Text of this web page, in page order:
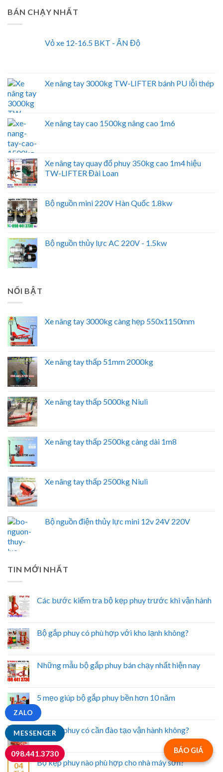
BÁN CHẠY NHẤT
Vỏ xe 12-16.5 BKT - ẤN Độ
Xe nâng tay 3000kg TW-LIFTER bánh PU lỗi thép
Xe nâng tay cao 1500kg nâng cao 1m6
Xe nâng tay quay đổ phuy 350kg cao 1m4 hiệu
TW-LIFTER Đài Loan
Bộ nguồn mini 220V Hàn Quốc 1.8kw
Bộ nguồn thủy lực AC 220V - 1.5kw
NỔI BẬT
Xe nâng tay 3000kg càng hẹp 550x1150mm
Xe nâng tay thấp 51mm 2000kg
Xe nâng tay thấp 5000kg Niuli
Xe nâng tay thấp 2500kg càng dài 1m8
Xe nâng tay thấp 2500kg Niuli
Bộ nguồn điện thủy lực mini 12v 24V 220V
TIN MỚI NHẤT
Các bước kiểm tra bộ kẹp phuy trước khi vận hành
Bộ gắp phuy có phù hợp với kho lạnh không?
Những mẫu bộ gắp phuy bán chạy nhất hiện nay
5 mẹo giúp bộ gắp phuy bền hơn 10 năm
Bộ gắp phuy có cần đào tạo vận hành không?
04 Bộ kẹp phuy nào phù hợp cho nhà máy sơn?
BÁO GIÁ
MESSENGER
ZALO
098.441.3730